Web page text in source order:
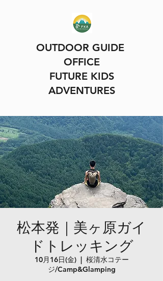
OUTDOOR GUIDE
OFFICE
FUTURE KIDS
ADVENTURES
松本発｜美ヶ原ガイ
ドトレッキング
10月16日(金)
  |
桜清水コテー
ジ/Camp&Glamping